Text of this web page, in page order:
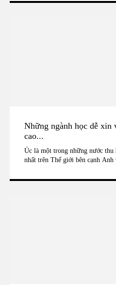
Những ngành học dễ xin
cao...
Úc là một trong những nước thu
nhất trên Thế giới bên cạnh Anh